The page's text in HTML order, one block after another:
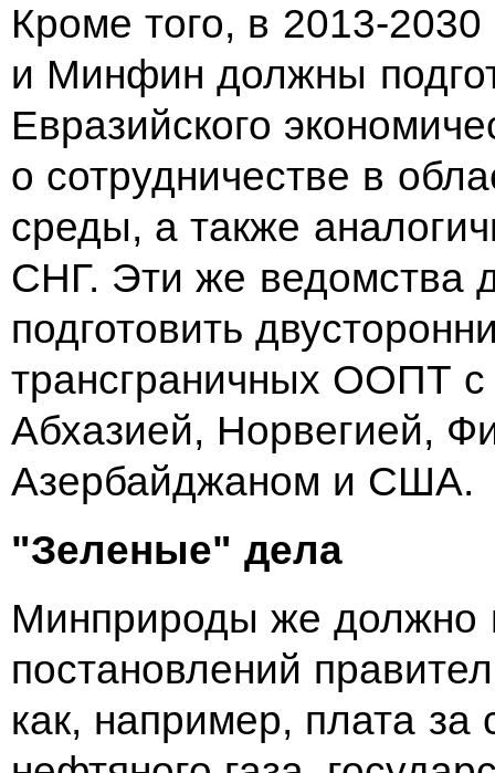
Кроме того, в 2013-
и Минфин должны
Евразийского
о сотрудничестве в
среды, а также
СНГ. Эти же ведомства
подготовить
трансграничных ООПТ
Абхазией, Норвегией,
Азербайджаном и США.
"Зеленые" дела
Минприроды же должно
постановлений
как, например, плата за